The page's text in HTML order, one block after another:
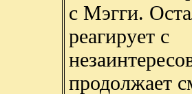
с Мэгги.
реагирует с
продолжает